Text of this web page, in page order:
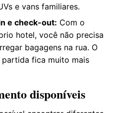
e vans familiares.
e check-out: Com o
hotel, você não precisa
bagagens na rua. O
fica muito mais
disponíveis